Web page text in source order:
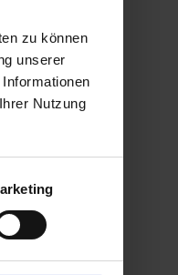
zu können
unserer
Nutzung